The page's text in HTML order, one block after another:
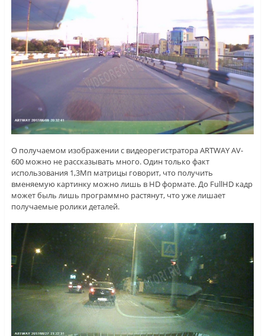
О получаемом изображении с видеорегистратора ARTWAY AV-
600 можно не рассказывать много. Один только факт
использования 1,3Мп матрицы говорит, что получить
вменяемую картинку можно лишь в HD формате. До FullHD кадр
может быль лишь программно растянут, что уже лишает
получаемые ролики деталей.